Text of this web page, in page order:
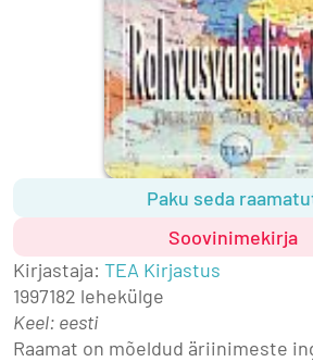
Paku seda
Soovinimekirja
Kirjastaja: TEA Kirjastus
1997182 lehekülge
Keel: eesti
Raamat on mõeldud äriinimeste